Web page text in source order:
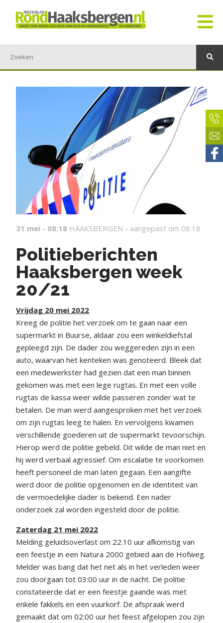
31 mei - 08:18 HAAKSBERGEN - aangepast om 08:18
Politieberichten
Haaksbergen week
20/21
Vrijdag 20 mei 2022
Kreeg de politie het verzoek om te gaan naar een
supermarkt in Buurse, aldaar zou een winkeldiefstal
gepleegd zijn. De dader zou weggereden zijn in een
auto, waarvan het kenteken was genoteerd. Bleek dat
een medewerkster had gezien dat een man binnen
gekomen was met een lege rugtas. En met een volle
rugtas de kassa weer wilde passeren zonder wat te
betalen. De man werd aangesproken met het verzoek
om zijn rugtas leeg te halen. En vervolgens kwamen
verschillende goederen uit de supermarkt tevoorschijn.
Hierop werd de politie gebeld. Dit wilde de man niet en
hij werd verbaal agressief. Om escalatie te voorkomen
heeft personeel de man laten gegaan. Een aangifte
werd door de politie opgenomen en de identiteit van
de vermoedelijke dader is bekend. Een nader
onderzoek zal worden ingesteld door de politie.
Zaterdag 21 mei 2022
Melding geluidsoverlast om 22.10 uur afkomstig van
een feestje in een Natura 2000 gebied aan de Hofweg.
Melder was bang dat het net als in het verleden weer
zou doorgaan tot 03:00 uur in de nacht. De politie
constateerde dat er een feestje gaande was met
enkele fakkels en een vuurkorf. De afspraak werd
gemaakt dat om 02:00 uur het feest afgelopen zou zijn